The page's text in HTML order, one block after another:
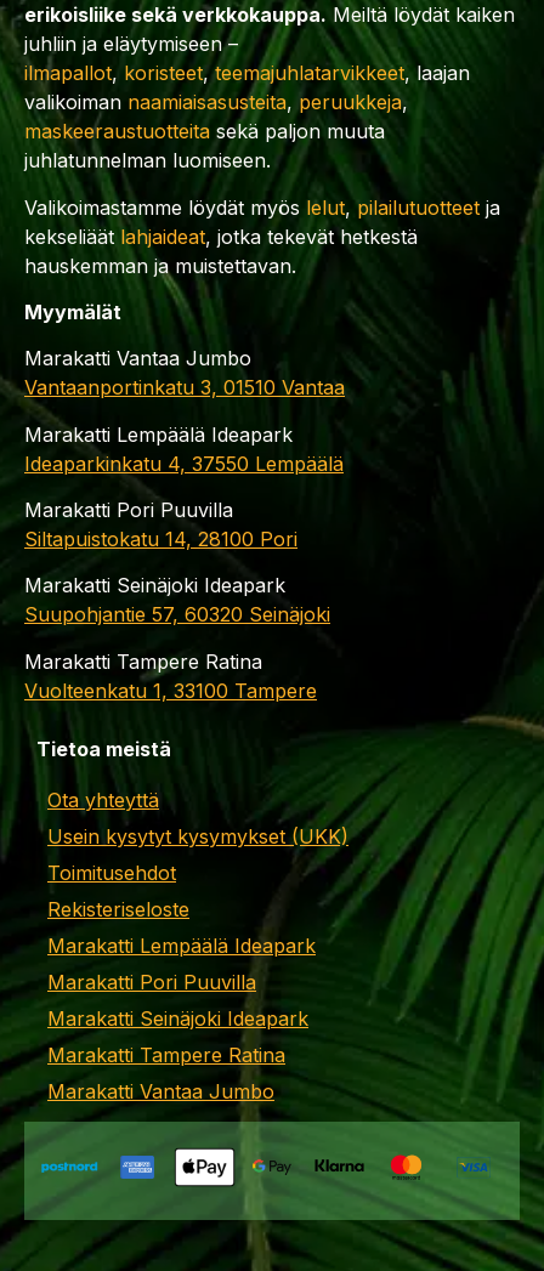
erikoisliike sekä verkkokauppa. Meiltä löydät kaiken
juhliin ja eläytymiseen –
ilmapallot, koristeet,teemajuhlatarvikkeet, laajan
valikoiman naamiaisasusteita, peruukkeja,
maskeeraustuotteita sekä paljon muuta
juhlatunnelman luomiseen.
Valikoimastamme löydät myös lelut,pilailutuotteet ja
kekseliäät lahjaideat, jotka tekevät hetkestä
hauskemman ja muistettavan.
Myymälät
Marakatti Vantaa Jumbo
Vantaanportinkatu 3, 01510 Vantaa
Marakatti Lempäälä Ideapark
Ideaparkinkatu 4, 37550 Lempäälä
Marakatti Pori Puuvilla
Siltapuistokatu 14, 28100 Pori
Marakatti Seinäjoki Ideapark
Suupohjantie 57, 60320 Seinäjoki
Marakatti Tampere Ratina
Vuolteenkatu 1, 33100 Tampere
Tietoa meistä
Ota yhteyttä
Usein kysytyt kysymykset (UKK)
Toimitusehdot
Rekisteriseloste
Marakatti Lempäälä Ideapark
Marakatti Pori Puuvilla
Marakatti Seinäjoki Ideapark
Marakatti Tampere Ratina
Marakatti Vantaa Jumbo